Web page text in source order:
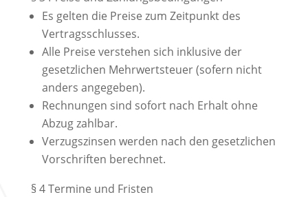
Es gelten die Preise zum Zeitpunkt des
Vertragsschlusses.
Alle Preise verstehen sich inklusive der
gesetzlichen Mehrwertsteuer (sofern nicht
anders angegeben).
Rechnungen sind sofort nach Erhalt ohne
Abzug zahlbar.
Verzugszinsen werden nach den gesetzlichen
Vorschriften berechnet.
§ 4 Termine und Fristen